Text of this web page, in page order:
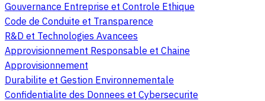
Gouvernance Entreprise et Controle Ethique
Code de Conduite et Transparence
R&D et Technologies Avancees
Approvisionnement Responsable et Chaine
Approvisionnement
Durabilite et Gestion Environnementale
Confidentialite des Donnees et Cybersecurite